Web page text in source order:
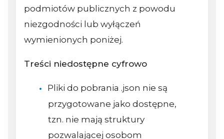
podmiotów publicznych z powodu
niezgodności lub wyłączeń
wymienionych poniżej.
Treści niedostępne cyfrowo
Pliki do pobrania .json nie są
przygotowane jako dostępne,
tzn. nie mają struktury
pozwalającej osobom